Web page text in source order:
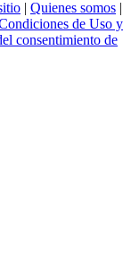
| Quienes somos |
de Uso y
consentimiento de